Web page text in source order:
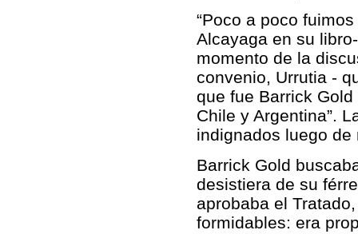
“Poco a poco
Alcayaga en su
momento de la
convenio, Urrutia -
que fue Barrick
Chile y Argentina”.
indignados luego
Barrick Gold
desistiera de su
aprobaba el
formidables: era